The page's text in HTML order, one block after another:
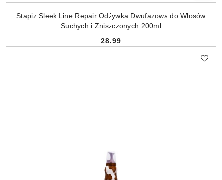
Stapiz Sleek Line Repair Odżywka Dwufazowa do Włosów
Suchych i Zniszczonych 200ml
Cena:
28.99